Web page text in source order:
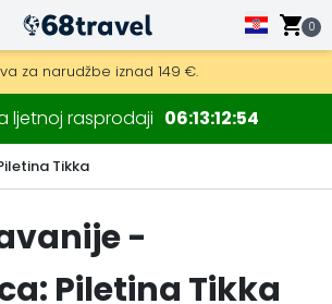
0
za narudžbe iznad 149 €.
Expressom (dostava unutar 24 sata)
90 dana za drvene karte i dekoracije.
ljetnoj rasprodaji 06131254
Tikka
-
Piletina Tikka
Traži